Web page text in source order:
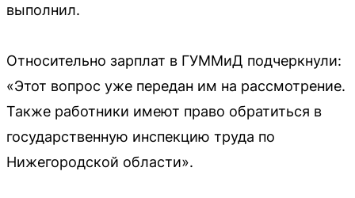
выполнил.
Относительно зарплат в ГУММиД подчеркнули:
«Этот вопрос уже передан им на рассмотрение.
Также работники имеют право обратиться в
государственную инспекцию труда по
Нижегородской области».